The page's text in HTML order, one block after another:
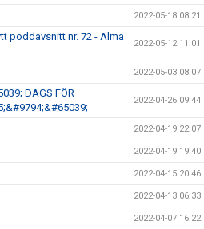
2022-05-18 08:21
poddavsnitt nr. 72 - Alma
2022-05-12 11:01
2022-05-03 08:07
DAGS FÖR
2022-04-26 09:44
2022-04-19 22:07
2022-04-19 19:40
2022-04-15 20:46
2022-04-13 06:33
2022-04-07 16:22